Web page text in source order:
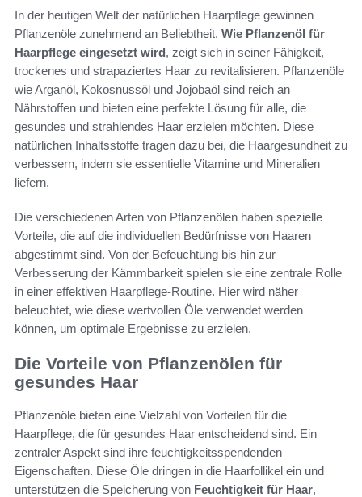
In der heutigen Welt der natürlichen Haarpflege gewinnen
Pflanzenöle zunehmend an Beliebtheit. Wie Pflanzenöl für
Haarpflege eingesetzt wird, zeigt sich in seiner Fähigkeit,
trockenes und strapaziertes Haar zu revitalisieren. Pflanzenöle
wie Arganöl, Kokosnussöl und Jojobaöl sind reich an
Nährstoffen und bieten eine perfekte Lösung für alle, die
gesundes und strahlendes Haar erzielen möchten. Diese
natürlichen Inhaltsstoffe tragen dazu bei, die Haargesundheit zu
verbessern, indem sie essentielle Vitamine und Mineralien
liefern.
Die verschiedenen Arten von Pflanzenölen haben spezielle
Vorteile, die auf die individuellen Bedürfnisse von Haaren
abgestimmt sind. Von der Befeuchtung bis hin zur
Verbesserung der Kämmbarkeit spielen sie eine zentrale Rolle
in einer effektiven Haarpflege-Routine. Hier wird näher
beleuchtet, wie diese wertvollen Öle verwendet werden
können, um optimale Ergebnisse zu erzielen.
Die Vorteile von Pflanzenölen für
gesundes Haar
Pflanzenöle bieten eine Vielzahl von Vorteilen für die
Haarpflege, die für gesundes Haar entscheidend sind. Ein
zentraler Aspekt sind ihre feuchtigkeitsspendenden
Eigenschaften. Diese Öle dringen in die Haarfollikel ein und
unterstützen die Speicherung von Feuchtigkeit für Haar,